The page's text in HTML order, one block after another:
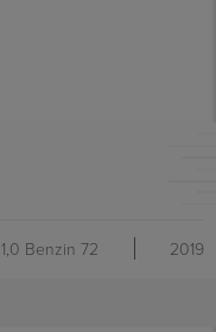
1,0 Benzin 72 2019